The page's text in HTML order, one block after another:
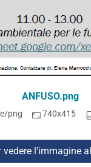
ANFUSO.png
png 740x415
vedere l'immagine